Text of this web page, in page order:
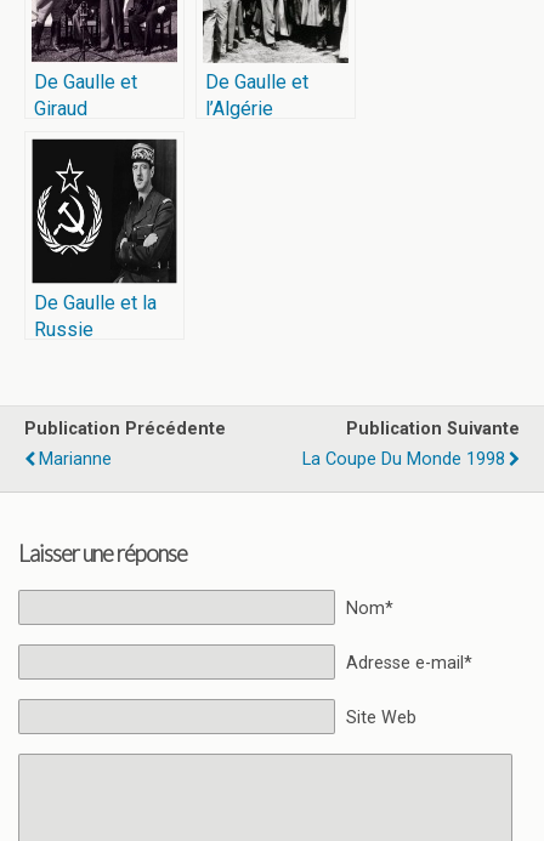
De Gaulle et
Giraud
De Gaulle et
l’Algérie
De Gaulle et la
Russie
Publication Précédente
Marianne
Publication Suivante
La Coupe Du Monde 1998
Laisser une réponse
Nom*
Adresse e-mail*
Site Web